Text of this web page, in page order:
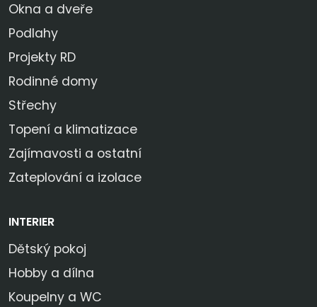
Okna a dveře
Podlahy
Projekty RD
Rodinné domy
Střechy
Topení a klimatizace
Zajímavosti a ostatní
Zateplování a izolace
INTERIER
Dětský pokoj
Hobby a dílna
Koupelny a WC